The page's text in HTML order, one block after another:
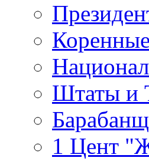
Штаты и
1 Цент